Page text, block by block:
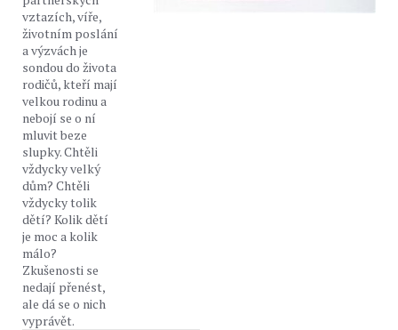
vztazích, víře,
životním poslání
a výzvách je
sondou do života
rodičů, kteří mají
velkou rodinu a
nebojí se o ní
mluvit beze
slupky. Chtěli
vždycky velký
dům? Chtěli
vždycky tolik
dětí? Kolik dětí
je moc a kolik
málo?
Zkušenosti se
nedají přenést,
ale dá se o nich
vyprávět.